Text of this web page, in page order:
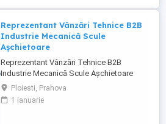
Reprezentant Vânzări Tehnice B2B
Industrie Mecanică Scule
Așchietoare
Reprezentant Vânzări Tehnice B2B
Industrie Mecanică Scule Așchietoare
Companie specializată în importul și
distribuția de scule așchietoare și
echipamente industriale din Europa,
Ploiesti, Prahova
1 ianuarie